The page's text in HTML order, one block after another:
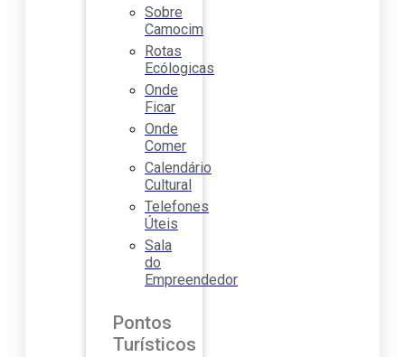
Sobre
Camocim
Rotas
Ecólogicas
Onde
Ficar
Onde
Comer
Calendário
Cultural
Telefones
Úteis
Sala
do
Empreendedor
Pontos
Turísticos